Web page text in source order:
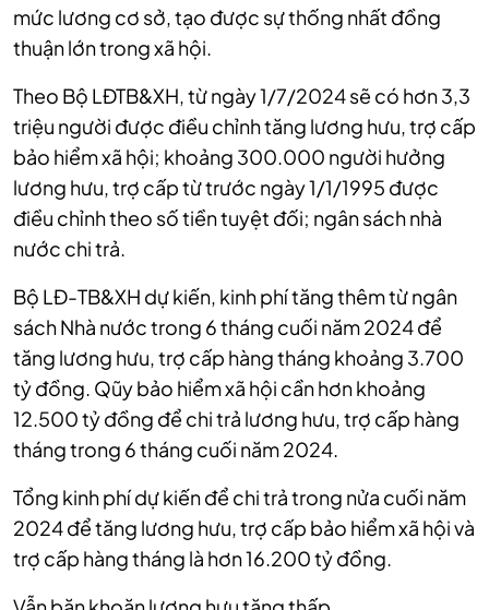
mức lương cơ sở, tạo được sự thống nhất đồng
thuận lớn trong xã hội.
Theo Bộ LĐTB&XH, từ ngày 1/7/2024 sẽ có hơn 3,3
triệu người được điều chỉnh tăng lương hưu, trợ cấp
bảo hiểm xã hội; khoảng 300.000 người hưởng
lương hưu, trợ cấp từ trước ngày 1/1/1995 được
điều chỉnh theo số tiền tuyệt đối; ngân sách nhà
nước chi trả.
Bộ LĐ-TB&XH dự kiến, kinh phí tăng thêm từ ngân
sách Nhà nước trong 6 tháng cuối năm 2024 để
tăng lương hưu, trợ cấp hàng tháng khoảng 3.700
tỷ đồng. Qũy bảo hiểm xã hội cần hơn khoảng
12.500 tỷ đồng để chi trả lương hưu, trợ cấp hàng
tháng trong 6 tháng cuối năm 2024.
Tổng kinh phí dự kiến để chi trả trong nửa cuối năm
2024 để tăng lương hưu, trợ cấp bảo hiểm xã hội và
trợ cấp hàng tháng là hơn 16.200 tỷ đồng.